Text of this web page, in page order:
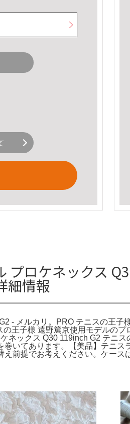
プロケネックス
細情報
- メルカリ。PRO テニスの王
王子様 遠野篤京使用モデルの
ネックス Q30 119inch G2 テニ
巻いてあります。【美品】テ
え前提でお考えください。ケー